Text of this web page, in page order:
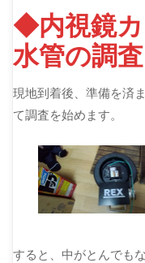
◆内視鏡
水管の調査
現地到着後、準備を済
て調査を始めます。
すると、中がとんでも